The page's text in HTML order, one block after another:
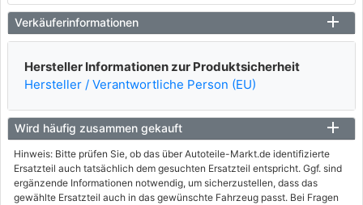
Verkäuferinformationen
Hersteller Informationen zur Produktsicherheit
Hersteller / Verantwortliche Person (EU)
Wird häufig zusammen gekauft
Hinweis: Bitte prüfen Sie, ob das über Autoteile-Markt.de identifizierte
Ersatzteil auch tatsächlich dem gesuchten Ersatzteil entspricht. Ggf. sind
ergänzende Informationen notwendig, um sicherzustellen, dass das
gewählte Ersatzteil auch in das gewünschte Fahrzeug passt. Bei Fragen